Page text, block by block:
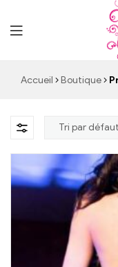
Accueil Boutique